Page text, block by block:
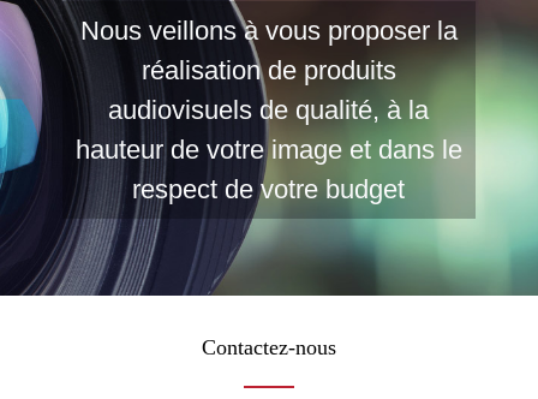
Nous veillons à vous proposer la
réalisation de produits
audiovisuels de qualité, à la
hauteur de votre image et dans le
respect de votre budget
Contactez-nous